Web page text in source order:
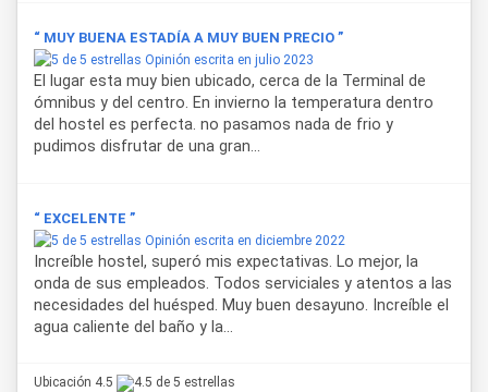
“ MUY BUENA ESTADÍA A MUY BUEN PRECIO ”
Opinión escrita en julio 2023
El lugar esta muy bien ubicado, cerca de la Terminal de
ómnibus y del centro. En invierno la temperatura dentro
del hostel es perfecta. no pasamos nada de frio y
pudimos disfrutar de una gran...
“ EXCELENTE ”
Opinión escrita en diciembre 2022
Increíble hostel, superó mis expectativas. Lo mejor, la
onda de sus empleados. Todos serviciales y atentos a las
necesidades del huésped. Muy buen desayuno. Increíble el
agua caliente del baño y la...
Ubicación 4.5